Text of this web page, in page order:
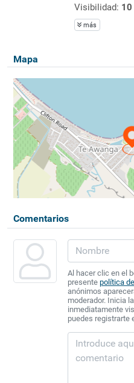
Visibilidad:
más
Mapa
Comentarios
Al hacer clic en el
presente política
anónimos
moderador. Inicia
inmediatamente
puedes registrarte